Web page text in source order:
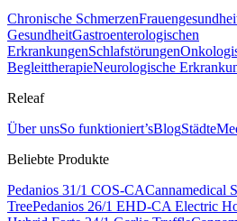
Chronische Schmerzen
GesundheitGastroenterologischen
ErkrankungenSchlafstörungen
BegleittherapieNeurologische
Releaf
Über unsSo funktioniert’sBlogStädte
Beliebte Produkte
Pedanios 31/1 COS-CACannamedical
TreePedanios 26/1 EHD-CA Electric